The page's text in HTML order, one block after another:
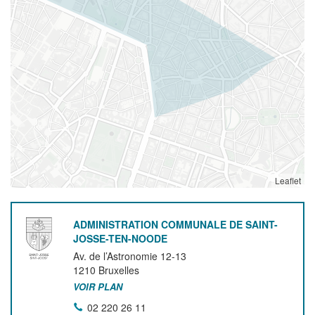
Leaflet
ADMINISTRATION COMMUNALE DE SAINT-
JOSSE-TEN-NOODE
Av. de l’Astronomie 12-13
1210 Bruxelles
VOIR PLAN
02 220 26 11